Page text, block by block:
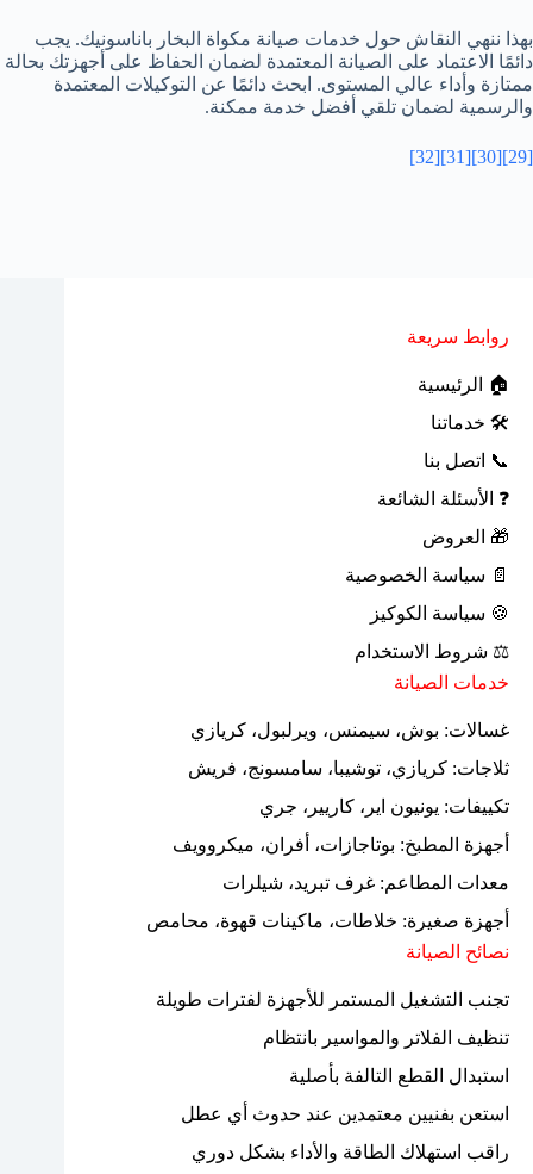
بهذا ننهي النقاش حول خدمات صيانة مكواة البخار باناسونيك. يجب
دائمًا الاعتماد على الصيانة المعتمدة لضمان الحفاظ على أجهزتك بحالة
ممتازة وأداء عالي المستوى. ابحث دائمًا عن التوكيلات المعتمدة
والرسمية لضمان تلقي أفضل خدمة ممكنة.
[29]
[30]
[31]
[32]
روابط سريعة
🏠 الرئيسية
🛠 خدماتنا
📞 اتصل بنا
❓ الأسئلة الشائعة
🎁 العروض
📄 سياسة الخصوصية
🍪 سياسة الكوكيز
⚖ شروط الاستخدام
خدمات الصيانة
غسالات: بوش، سيمنس، ويرلبول، كريازي
ثلاجات: كريازي، توشيبا، سامسونج، فريش
تكييفات: يونيون اير، كاريير، جري
أجهزة المطبخ: بوتاجازات، أفران، ميكروويف
معدات المطاعم: غرف تبريد، شيلرات
أجهزة صغيرة: خلاطات، ماكينات قهوة، محامص
نصائح الصيانة
تجنب التشغيل المستمر للأجهزة لفترات طويلة
تنظيف الفلاتر والمواسير بانتظام
استبدال القطع التالفة بأصلية
استعن بفنيين معتمدين عند حدوث أي عطل
راقب استهلاك الطاقة والأداء بشكل دوري